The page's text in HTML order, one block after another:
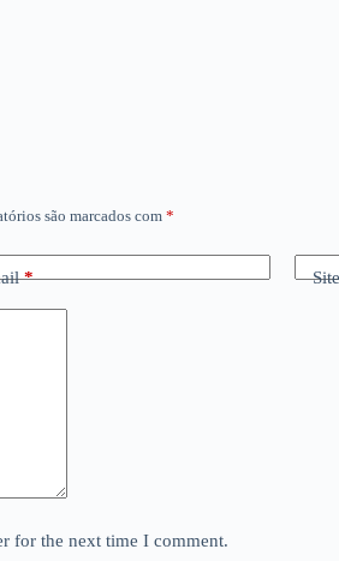
são marcados com *
* Site
for the next time I comment.